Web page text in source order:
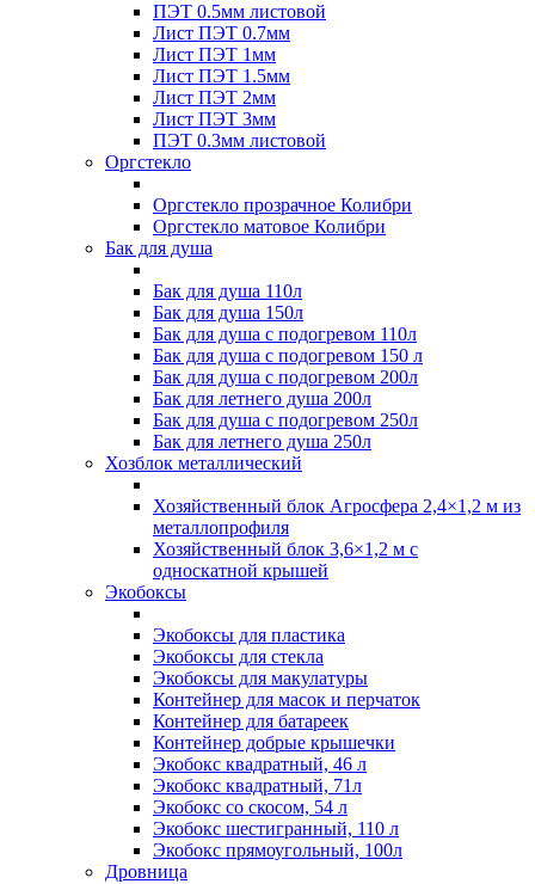
ПЭТ 0.5мм листовой
Лист ПЭТ 0.7мм
Лист ПЭТ 1мм
Лист ПЭТ 1.5мм
Лист ПЭТ 2мм
Лист ПЭТ 3мм
ПЭТ 0.3мм листовой
Оргстекло
Оргстекло прозрачное Колибри
Оргстекло матовое Колибри
Бак для душа
Бак для душа 110л
Бак для душа 150л
Бак для душа с подогревом 110л
Бак для душа с подогревом 150 л
Бак для душа с подогревом 200л
Бак для летнего душа 200л
Бак для душа с подогревом 250л
Бак для летнего душа 250л
Хозблок металлический
Хозяйственный блок Агросфера 2,4×1,2 м из
металлопрофиля
Хозяйственный блок 3,6×1,2 м с
односкатной крышей
Экобоксы
Экобоксы для пластика
Экобоксы для стекла
Экобоксы для макулатуры
Контейнер для масок и перчаток
Контейнер для батареек
Контейнер добрые крышечки
Экобокс квадратный, 46 л
Экобокс квадратный, 71л
Экобокс со скосом, 54 л
Экобокс шестигранный, 110 л
Экобокс прямоугольный, 100л
Дровница